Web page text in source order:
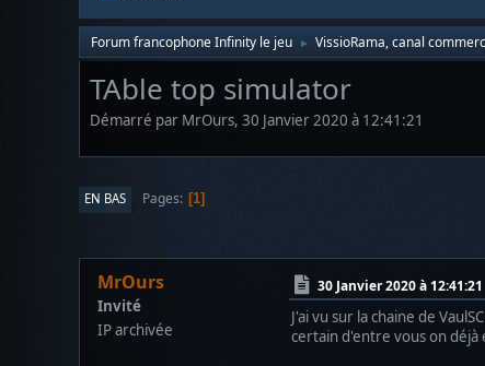
Forum francophone Infinity le jeu ► VissioRama, canal
TAble top simulator
Démarré par MrOurs, 30 Janvier 2020 à 12:41:21
EN BAS Pages 1
MrOurs
Invité
IP archivée
30 Janvier 2020 à 12:41:21
J'ai vu sur la chaine de
certain d'entre vous on déjà